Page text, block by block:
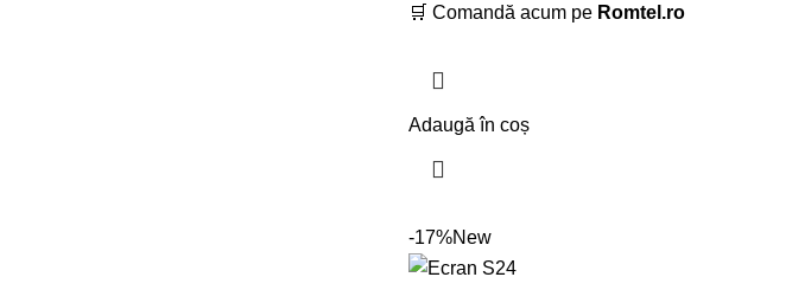
🛒 Comandă acum pe Romtel.ro
Adaugă în coș
-17%New